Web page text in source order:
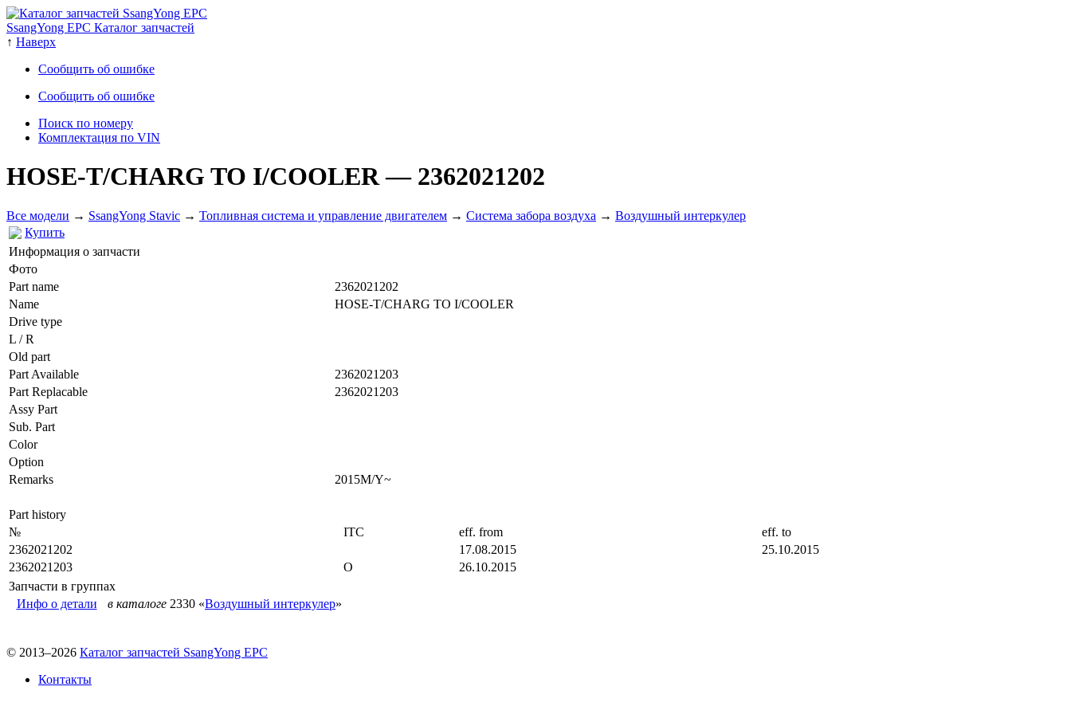
SsangYong EPC Каталог запчастей
↑ Наверх
Сообщить об ошибке
Сообщить об ошибке
Поиск по номеру
Комплектация по VIN
HOSE-T/CHARG TO I/COOLER— 2362021202
Все модели → SsangYong Stavic → Топливная система и управление двигателем → Система забора воздуха → Воздушный интеркулер
Купить
Информация о запчасти
Фото
Part name
2362021202
Name
HOSE-T/CHARG TO I/COOLER
Drive type
L / R
Old part
Part Available
2362021203
Part Replacable
2362021203
Assy Part
Sub. Part
Color
Option
Remarks
2015M/Y~
Part history
№
ITC eff. from
eff. to
2362021202
17.08.2015
25.10.2015
2362021203
O
26.10.2015
Запчасти в группах
Инфо о детали
в каталоге 2330 «Воздушный интеркулер»
© 2013–2026 Каталог запчастей SsangYong EPC
Контакты